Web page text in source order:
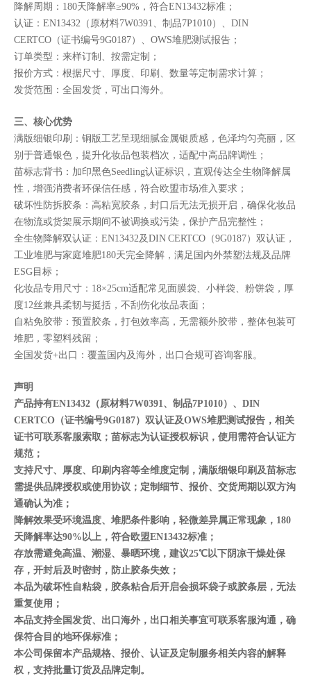
降解周期：180天降解率≥90%，符合EN13432标准；
认证：EN13432（原材料7W0391、制品7P1010）、DIN
CERTCO（证书编号9G0187）、OWS堆肥测试报告；
订单类型：来样订制、按需定制；
报价方式：根据尺寸、厚度、印刷、数量等定制需求计算；
发货范围：全国发货，可出口海外。
三、核心优势
满版细银印刷：铜版工艺呈现细腻金属银质感，色泽均匀亮丽，区
别于普通银色，提升化妆品包装档次，适配中高品牌调性；
苗标志背书：加印黑色Seedling认证标识，直观传达全生物降解属
性，增强消费者环保信任感，符合欧盟市场准入要求；
破坏性防拆胶条：高粘宽胶条，封口后无法无损开启，确保化妆品
在物流或货架展示期间不被调换或污染，保护产品完整性；
全生物降解双认证：EN13432及DIN CERTCO（9G0187）双认证，
工业堆肥与家庭堆肥180天完全降解，满足国内外禁塑法规及品牌
ESG目标；
化妆品专用尺寸：18×25cm适配常见面膜袋、小样袋、粉饼袋，厚
度12丝兼具柔韧与挺括，不刮伤化妆品表面；
自粘免胶带：预置胶条，打包效率高，无需额外胶带，整体包装可
堆肥，零塑料残留；
全国发货+出口：覆盖国内及海外，出口合规可咨询客服。
声明
产品持有EN13432（原材料7W0391、制品7P1010）、DIN
CERTCO（证书编号9G0187）双认证及OWS堆肥测试报告，相关
证书可联系客服索取；苗标志为认证授权标识，使用需符合认证方
规范；
支持尺寸、厚度、印刷内容等全维度定制，满版细银印刷及苗标志
需提供品牌授权或使用协议；定制细节、报价、交货周期以双方沟
通确认为准；
降解效果受环境温度、堆肥条件影响，轻微差异属正常现象，180
天降解率达90%以上，符合欧盟EN13432标准；
存放需避免高温、潮湿、暴晒环境，建议25℃以下阴凉干燥处保
存，开封后及时密封，防止胶条失效；
本品为破坏性自粘袋，胶条粘合后开启会损坏袋子或胶条层，无法
重复使用；
本品支持全国发货、出口海外，出口相关事宜可联系客服沟通，确
保符合目的地环保标准；
本公司保留本产品规格、报价、认证及定制服务相关内容的解释
权，支持批量订货及品牌定制。